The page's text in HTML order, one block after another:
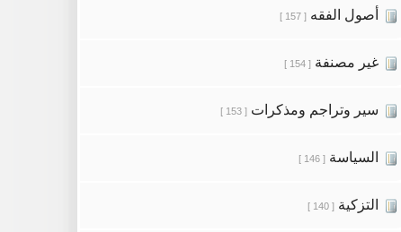
أصول الفقه [ 157 ]
غير مصنفة [ 154 ]
سير وتراجم ومذكرات [ 153 ]
السياسة [ 146 ]
التزكية [ 140 ]